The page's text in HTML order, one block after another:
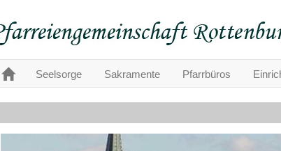
Seelsorge Sakramente Pfarrbüros